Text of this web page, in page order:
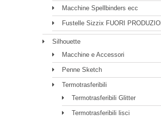
Macchine Spellbinders ecc
Fustelle Sizzix FUORI
Silhouette
Macchine e Accessori
Penne Sketch
Termotrasferibili
Termotrasferibili Glitter
Termotrasferibili lisci